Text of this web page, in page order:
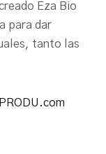
Eza Bio
para dar
tanto las